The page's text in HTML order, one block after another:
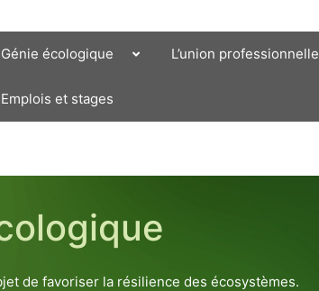
Génie écologique L’union professionnelle
Emplois et stages
de favoriser la résilience des écosystèmes.